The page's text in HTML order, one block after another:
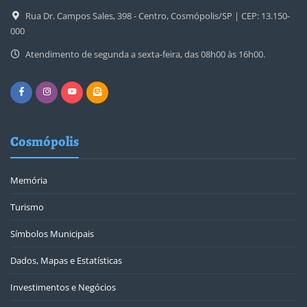
Rua Dr. Campos Sales, 398 - Centro, Cosmópolis/SP | CEP: 13.150-
000
Atendimento de segunda a sexta-feira, das 08h00 às 16h00.
Cosmópolis
Memória
Turismo
Símbolos Municipais
Dados, Mapas e Estatísticas
Investimentos e Negócios